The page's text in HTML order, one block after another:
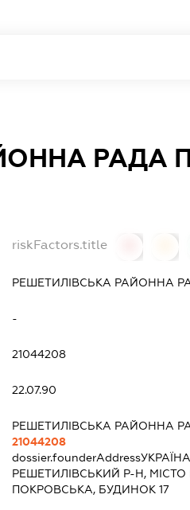
РАДА
riskFactors.title
РЕШЕТИЛІВСЬКА РАЙОННА
-
21044208
22.07.90
РЕШЕТИЛІВСЬКА РАЙОННА
21044208
dossier.founderAddress
РЕШЕТИЛІВСЬКИЙ Р-Н,
ПОКРОВСЬКА, БУДИНОК 17